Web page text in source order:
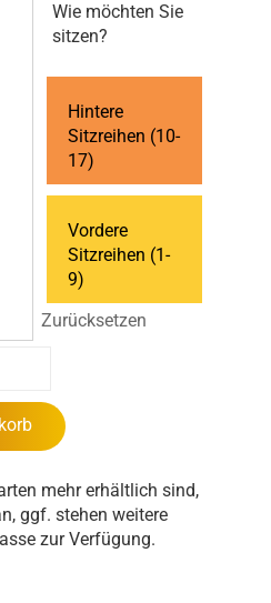
Wie möchten Sie
sitzen?
Hintere
Sitzreihen (10-
17)
Vordere
Sitzreihen (1-
9)
Zurücksetzen
mehr erhältlich sind,
ggf. stehen weitere
zur Verfügung.